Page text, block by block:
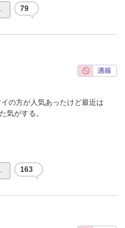
79
の方が人気あったけど最近は
気がする。
163